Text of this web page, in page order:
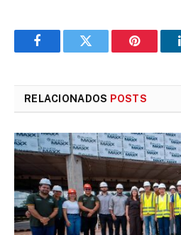
FacebookTwitter Pinterest
RELACIONADOS POSTS